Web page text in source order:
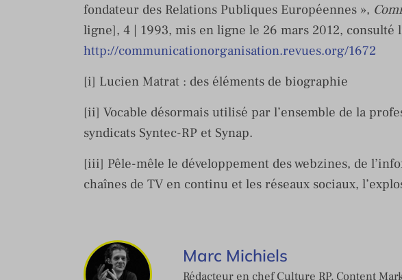
fondateur des Relations Publiques Européennes »,
ligne], 4 | 1993, mis en ligne le 26 mars 2012, consulté
http://communicationorganisation.revues.org/1672
[i] Lucien Matrat : des éléments de biographie
[ii] Vocable désormais utilisé par l’ensemble de la
syndicats Syntec-RP et Synap.
[iii] Pêle-mêle le développement des webzines, de
chaînes de TV en continu et les réseaux sociaux,
Marc Michiels
Rédacteur en chef Culture RP, Content